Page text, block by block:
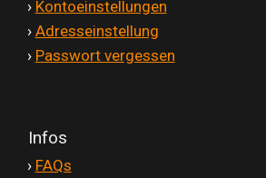
› Kontoeinstellungen
› Adresseinstellung
› Passwort vergessen
Infos
› FAQs